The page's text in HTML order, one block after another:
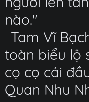
nào."
Tam Vĩ
toàn biểu lộ
cọ cọ cái
Quan Nhu